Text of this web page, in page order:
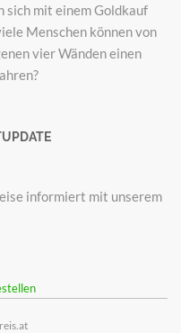
sich mit einem Goldkauf
Menschen können von
vier Wänden einen
informiert mit unserem